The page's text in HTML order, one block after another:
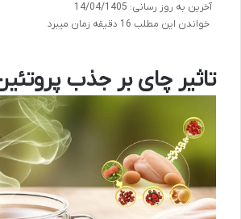
آخرین به روز رسانی: 14/04/1405
خواندن این مطلب 16 دقیقه زمان میبرد
تاثیر چای بر جذب